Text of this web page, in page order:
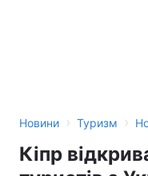
Новини › Туризм ›
Кіпр